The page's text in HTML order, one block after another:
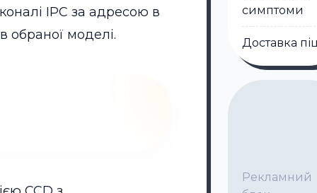
IPC за адресою в
обраної моделі.
симптоми
Доставка
Рекламний